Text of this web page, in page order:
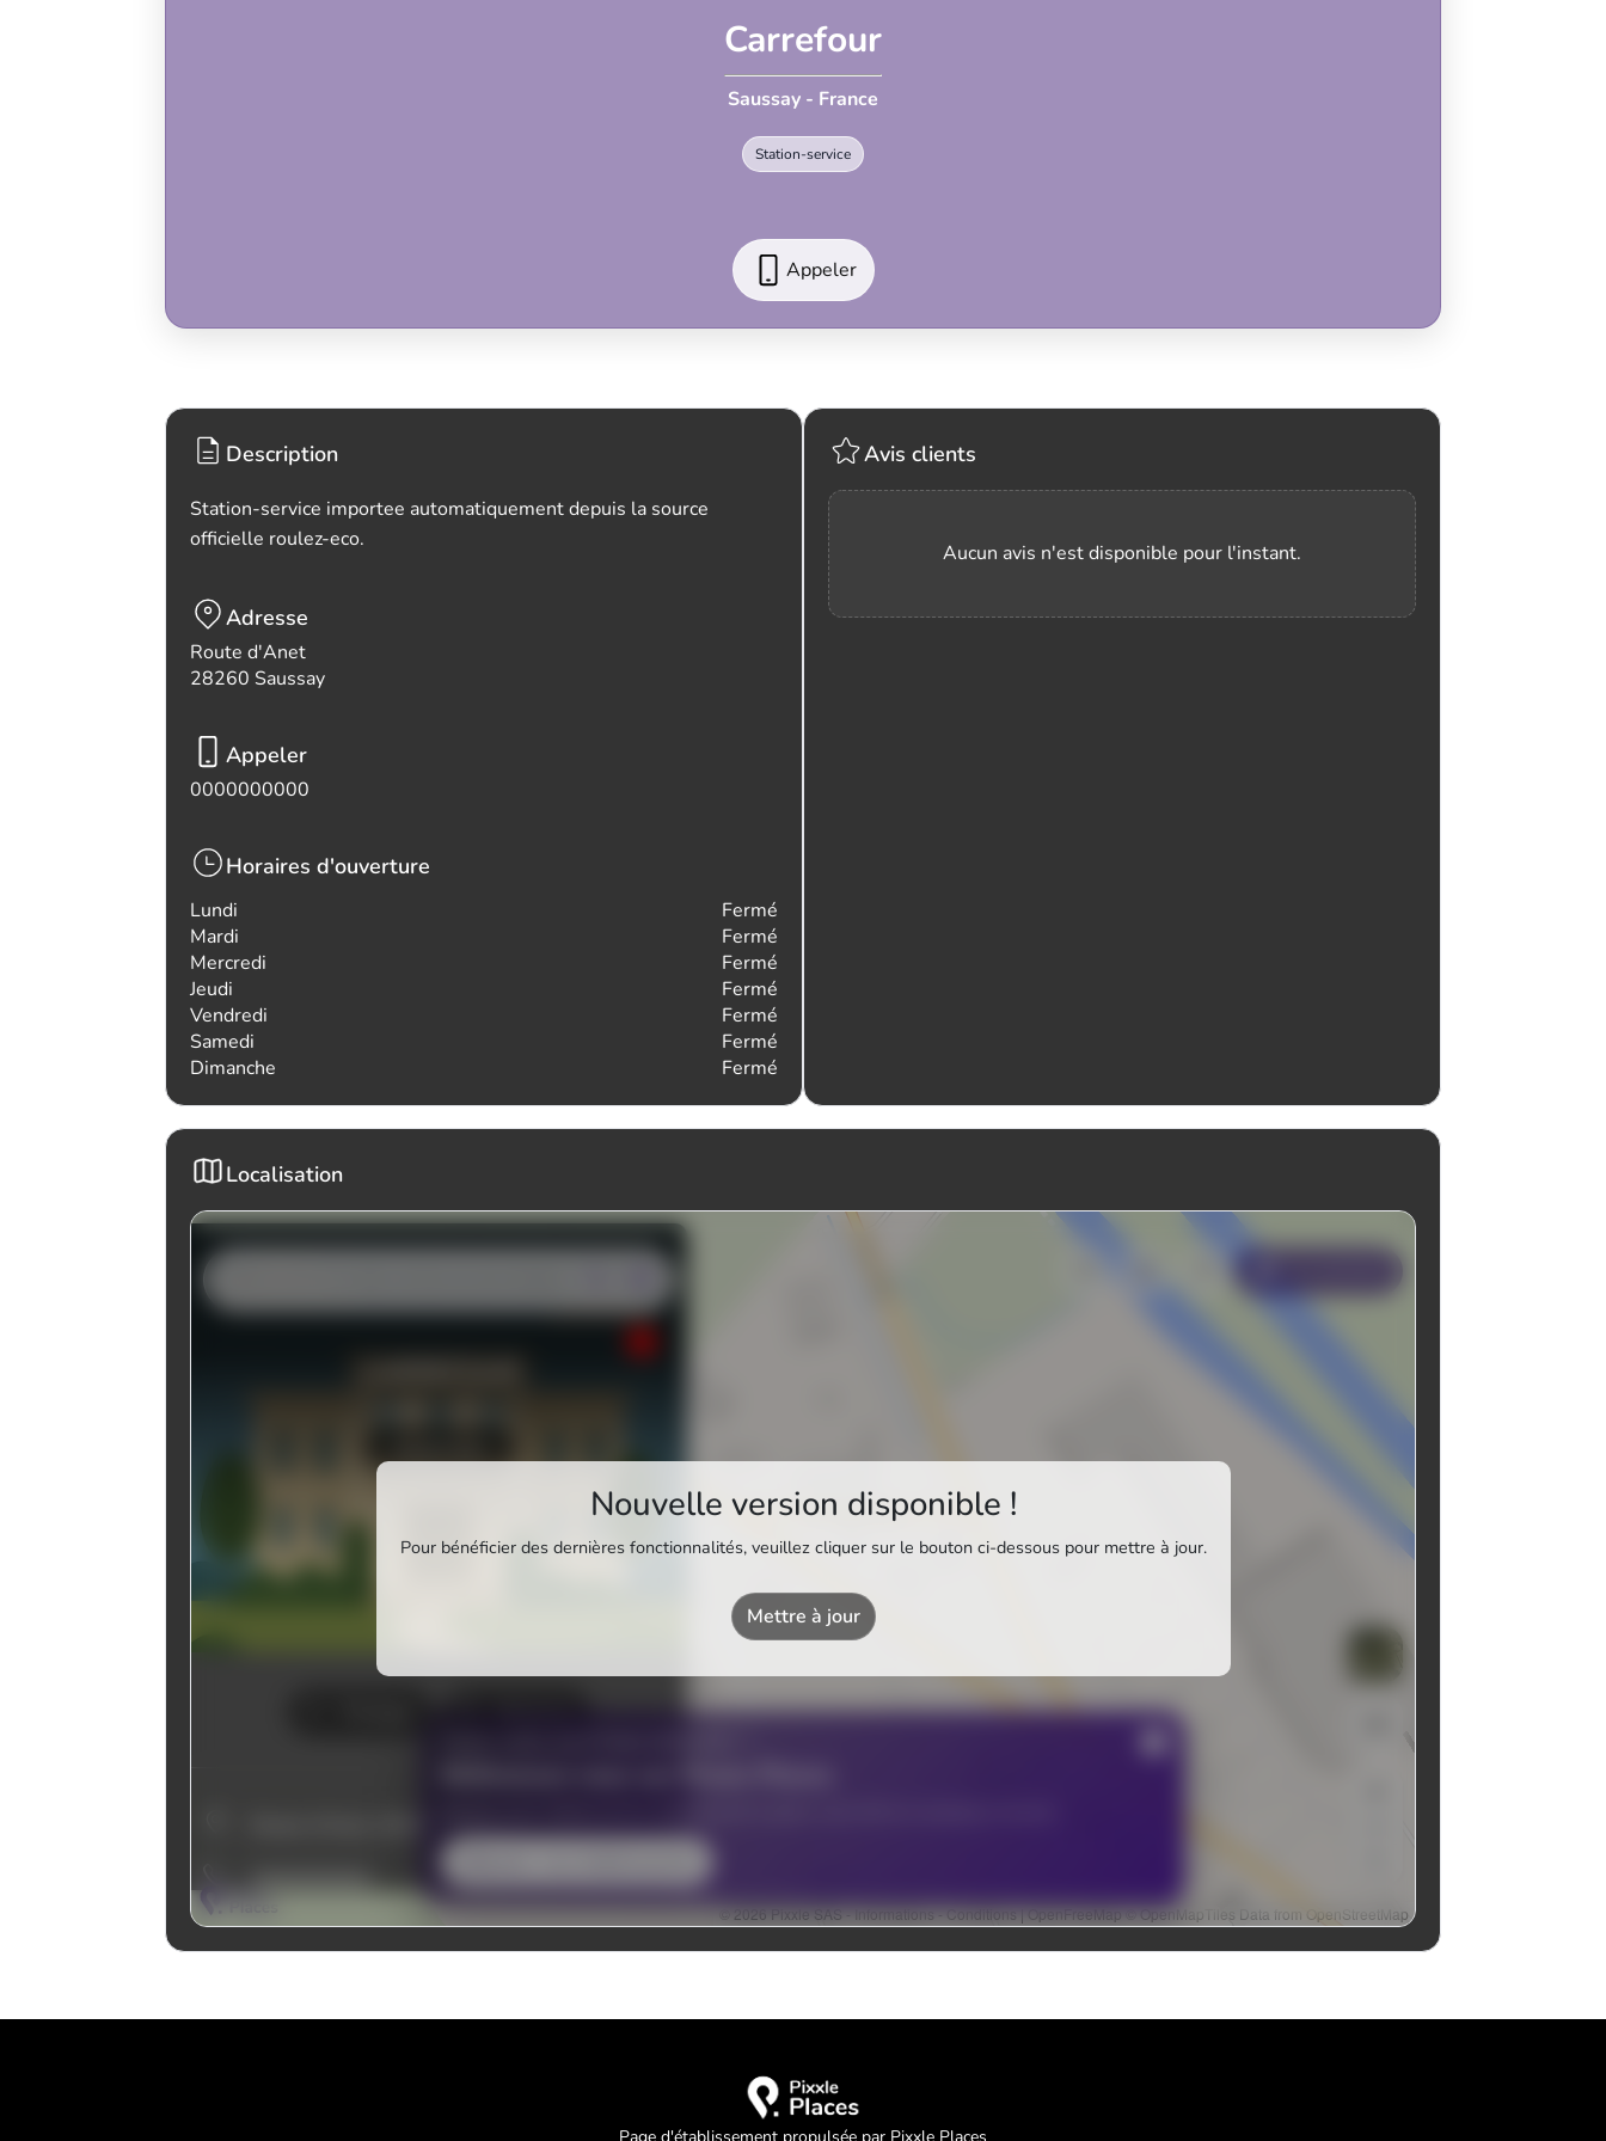
Carrefour
Saussay - France
Station-service
Appeler
Description
Station-service importee automatiquement depuis la source
officielle roulez-eco.
Adresse
Route d'Anet
28260 Saussay
Appeler
0000000000
Horaires d'ouverture
Lundi
Fermé
Mardi
Fermé
Mercredi
Fermé
Jeudi
Fermé
Vendredi
Fermé
Samedi
Fermé
Dimanche
Fermé
Avis clients
Aucun avis n'est disponible pour l'instant.
Localisation